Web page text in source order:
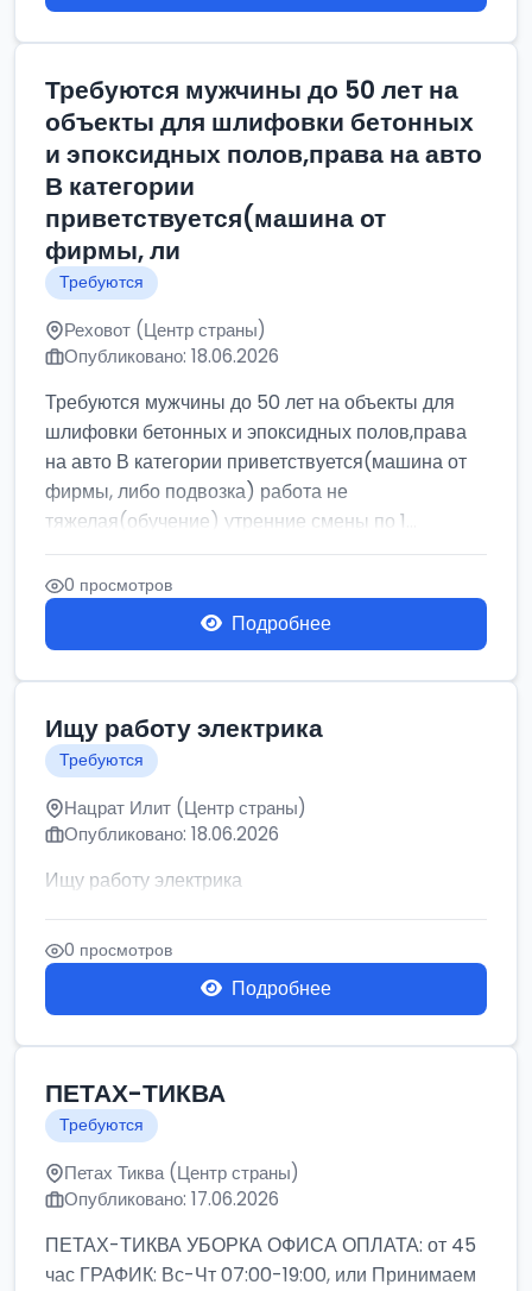
Требуются мужчины до 50 лет на
объекты для шлифовки бетонных
и эпоксидных полов,права на авто
В категории
приветствуется(машина от
фирмы, ли
Требуются
Реховот (Центр страны)
Опубликовано: 18.06.2026
Требуются мужчины до 50 лет на объекты для
шлифовки бетонных и эпоксидных полов,права
на авто В категории приветствуется(машина от
фирмы, либо подвозка) работа не
тяжелая(обучение) утренние смены по 1...
0 просмотров
Подробнее
Ищу работу электрика
Требуются
Нацрат Илит (Центр страны)
Опубликовано: 18.06.2026
Ищу работу электрика
0 просмотров
Подробнее
ПЕТАХ-ТИКВА
Требуются
Петах Тиква (Центр страны)
Опубликовано: 17.06.2026
ПЕТАХ-ТИКВА УБОРКА ОФИСА ОПЛАТА: от 45
час ГРАФИК: Вс-Чт 07:00-19:00, или Принимаем